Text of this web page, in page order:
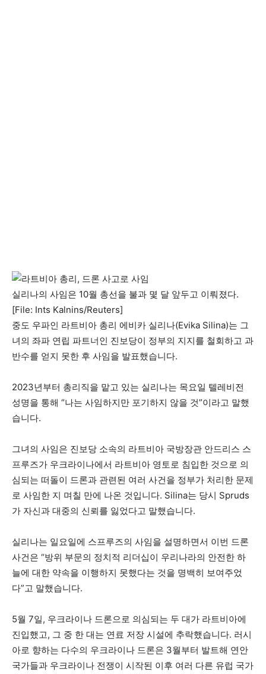
실리나의 사임은 10월 총선을 불과 몇 달 앞두고 이뤄졌다.
[File: Ints Kalnins/Reuters]
중도 우파인 라트비아 총리 에비카 실리나(Evika Silina)는 그
녀의 좌파 연립 파트너인 진보당이 정부의 지지를 철회하고 과
반수를 얻지 못한 후 사임을 발표했습니다.
2023년부터 총리직을 맡고 있는 실리나는 목요일 텔레비전
성명을 통해 “나는 사임하지만 포기하지 않을 것”이라고 말했
습니다.
그녀의 사임은 진보당 소속의 라트비아 국방장관 안드리스 스
프루즈가 우크라이나에서 라트비아 영토로 침입한 것으로 의
심되는 떠돌이 드론과 관련된 여러 사건을 정부가 처리한 문제
로 사임한 지 며칠 만에 나온 것입니다. Silina는 당시 Spruds
가 자신과 대중의 신뢰를 잃었다고 말했습니다.
실리나는 일요일에 스프루즈의 사임을 설명하면서 이번 드론
사건은 “방위 부문의 정치적 리더십이 우리나라의 안전한 하
늘에 대한 약속을 이행하지 못했다는 것을 명백히 보여주었
다”고 말했습니다.
5월 7일, 우크라이나 드론으로 의심되는 두 대가 라트비아에
진입했고, 그 중 한 대는 연료 저장 시설에 추락했습니다. 러시
아로 향하는 다수의 우크라이나 드론은 3월부터 발트해 연안
국가들과 우크라이나 전쟁이 시작된 이후 여러 다른 유럽 국가